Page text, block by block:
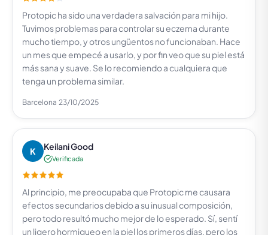
Protopic ha sido una verdadera salvación para mi hijo.
Tuvimos problemas para controlar su eczema durante
mucho tiempo, y otros ungüentos no funcionaban. Hace
un mes que empecé a usarlo, y por fin veo que su piel está
más sana y suave. Se lo recomiendo a cualquiera que
tenga un problema similar.
Barcelona 23/10/2025
K Keilani Good
Verificada
Al principio, me preocupaba que Protopic me causara
efectos secundarios debido a su inusual composición,
pero todo resultó mucho mejor de lo esperado. Sí, sentí
un ligero hormigueo en la piel los primeros días, pero los